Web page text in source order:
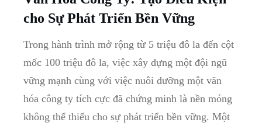
⁢cho Sự Phát Triển Bền ‍Vững
Trong hành‍ trình ‍mở rộng⁢ từ ‌5 triệu đô la đến ‌cột
mốc⁣ 100 triệu đô la, việc xây ‌dựng ⁢một đội ngũ
vững ‌mạnh cùng⁢ với việc nuôi dưỡng một văn
hóa⁢ công⁢ ty tích cực đã chứng minh là nền móng
⁣không⁤ thể thiếu ⁣cho sự phát triển bền vững. Một